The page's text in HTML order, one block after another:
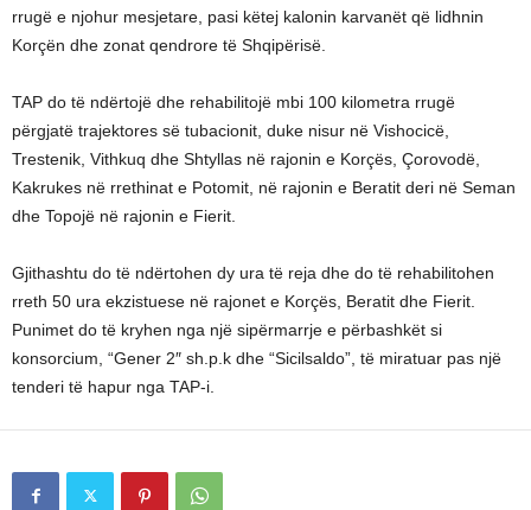
rrugë e njohur mesjetare, pasi këtej kalonin karvanët që lidhnin
Korçën dhe zonat qendrore të Shqipërisë.
TAP do të ndërtojë dhe rehabilitojë mbi 100 kilometra rrugë
përgjatë trajektores së tubacionit, duke nisur në Vishocicë,
Trestenik, Vithkuq dhe Shtyllas në rajonin e Korçës, Çorovodë,
Kakrukes në rrethinat e Potomit, në rajonin e Beratit deri në Seman
dhe Topojë në rajonin e Fierit.
Gjithashtu do të ndërtohen dy ura të reja dhe do të rehabilitohen
rreth 50 ura ekzistuese në rajonet e Korçës, Beratit dhe Fierit.
Punimet do të kryhen nga një sipërmarrje e përbashkët si
konsorcium, “Gener 2″ sh.p.k dhe “Sicilsaldo”, të miratuar pas një
tenderi të hapur nga TAP-­i.